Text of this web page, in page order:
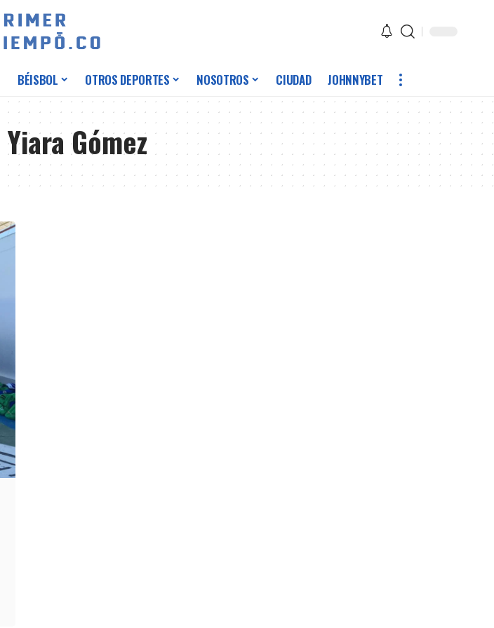
BÉISBOL OTROS DEPORTES NOSOTROS CIUDAD JOHNNYBET
Yiara Gómez